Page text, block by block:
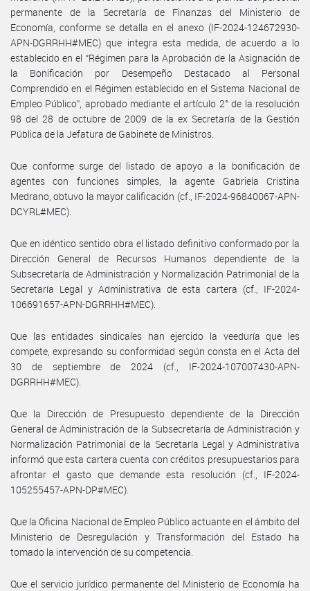
permanente de la Secretaría de Finanzas del Ministerio de
Economía, conforme se detalla en el anexo (IF-2024-124672930-
APN-DGRRHH#MEC) que integra esta medida, de acuerdo a lo
establecido en el “Régimen para la Aprobación de la Asignación de
la Bonificación por Desempeño Destacado al Personal
Comprendido en el Régimen establecido en el Sistema Nacional de
Empleo Público”, aprobado mediante el artículo 2° de la resolución
98 del 28 de octubre de 2009 de la ex Secretaría de la Gestión
Pública de la Jefatura de Gabinete de Ministros.
Que conforme surge del listado de apoyo a la bonificación de
agentes con funciones simples, la agente Gabriela Cristina
Medrano, obtuvo la mayor calificación (cf., IF-2024-96840067-APN-
DCYRL#MEC).
Que en idéntico sentido obra el listado definitivo conformado por la
Dirección General de Recursos Humanos dependiente de la
Subsecretaría de Administración y Normalización Patrimonial de la
Secretaría Legal y Administrativa de esta cartera (cf., IF-2024-
106691657-APN-DGRRHH#MEC).
Que las entidades sindicales han ejercido la veeduría que les
compete, expresando su conformidad según consta en el Acta del
30 de septiembre de 2024 (cf., IF-2024-107007430-APN-
DGRRHH#MEC).
Que la Dirección de Presupuesto dependiente de la Dirección
General de Administración de la Subsecretaría de Administración y
Normalización Patrimonial de la Secretaría Legal y Administrativa
informó que esta cartera cuenta con créditos presupuestarios para
afrontar el gasto que demande esta resolución (cf., IF-2024-
105255457-APN-DP#MEC).
Que la Oficina Nacional de Empleo Público actuante en el ámbito del
Ministerio de Desregulación y Transformación del Estado ha
tomado la intervención de su competencia.
Que el servicio jurídico permanente del Ministerio de Economía ha